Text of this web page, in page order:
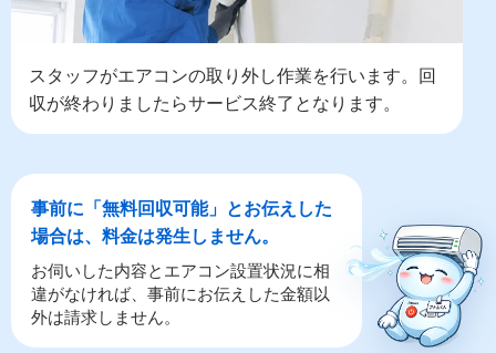
スタッフがエアコンの取り外し作業を行います。回
収が終わりましたらサービス終了となります。
事前に「無料回収可能」とお伝えした
場合は、料金は発生しません。
お伺いした内容とエアコン設置状況に相
違がなければ、事前にお伝えした金額以
外は請求しません。